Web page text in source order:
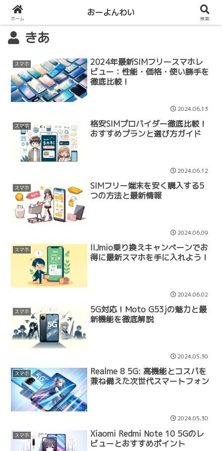
きあ
スマホ
2024年最新SIMフリースマホレ
ビュー：性能・価格・使い勝手を
徹底比較！
2024.06.13
スマホ
格安SIMプロバイダー徹底比較！
おすすめプランと選び方ガイド
2024.06.12
スマホ
SIMフリー端末を安く購入する5
つの方法と最新情報
2024.06.09
スマホ
IIJmio乗り換えキャンペーンでお
得に最新スマホを手に入れよう！
2024.06.02
スマホ
5G対応！Moto G53jの魅力と最
新機能を徹底解説
2024.05.30
スマホ
Realme 8 5G: 高機能とコスパを
兼ね備えた次世代スマートフォン
2024.05.30
スマホ
Xiaomi Redmi Note 10 5Gのレ
ビューとおすすめポイント
ホーム
おーよんわい
検索